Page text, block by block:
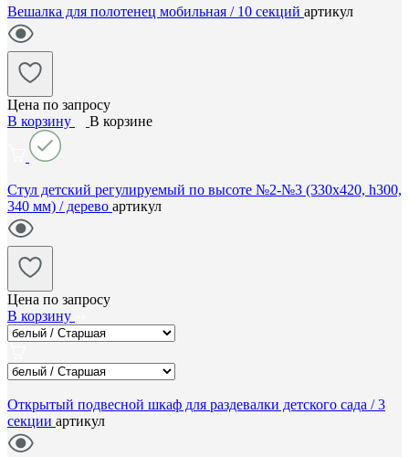
Вешалка для полотенец мобильная / 10 секций артикул
Цена по запросу
В корзину
В корзине
Стул детский регулируемый по высоте №2-№3 (330х420, h300,
340 мм) / дерево артикул
Цена по запросу
В корзину
Открытый подвесной шкаф для раздевалки детского сада / 3
секции артикул